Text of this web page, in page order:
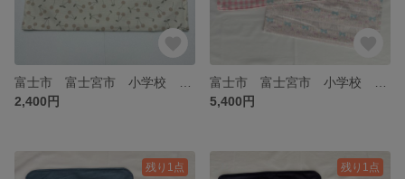
2,400円
5,400円
残り1点 残り1点